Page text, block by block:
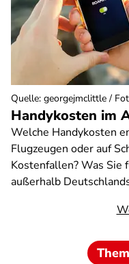
Handykosten im
Welche Handykosten
Flugzeugen oder auf
Kostenfallen? Was Sie
außerhalb
Quelle: georgejmclittle /